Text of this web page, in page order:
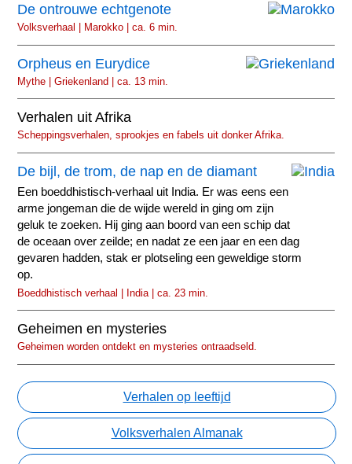
De ontrouwe echtgenote
Volksverhaal | Marokko | ca. 6 min.
Orpheus en Eurydice
Mythe | Griekenland | ca. 13 min.
Verhalen uit Afrika
Scheppingsverhalen, sprookjes en fabels uit donker Afrika.
De bijl, de trom, de nap en de diamant
Een boeddhistisch-verhaal uit India. Er was eens een
arme jongeman die de wijde wereld in ging om zijn
geluk te zoeken. Hij ging aan boord van een schip dat
de oceaan over zeilde; en nadat ze een jaar en een dag
gevaren hadden, stak er plotseling een geweldige storm
op.
Boeddhistisch verhaal | India | ca. 23 min.
Geheimen en mysteries
Geheimen worden ontdekt en mysteries ontraadseld.
Verhalen op leeftijd
Volksverhalen Almanak